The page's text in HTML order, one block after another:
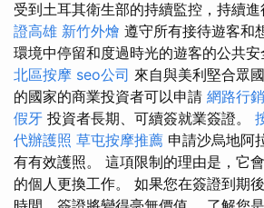
受到土耳其衛生部的持續監控，持續進
證高雄 新竹外燴 遵守所有接待遊客和
環境中停留和度過時光的遊客的公共安
北區按摩 seo公司 來自與美利堅合眾
的國家的商業投資者可以申請 網路行
假牙 投資者長期、可續簽就業簽證。
代辦護照 草屯按摩推薦 申請沙烏地阿
有有效護照。 這項限制的理由是，它
的個人更換工作。 如果您在簽證到期